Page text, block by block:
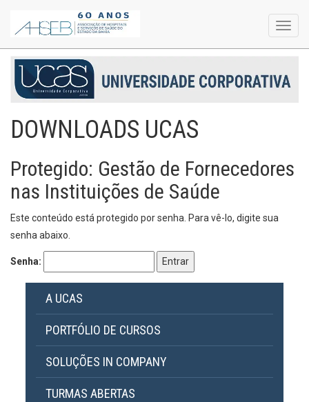
DOWNLOADS UCAS
Protegido: Gestão de Fornecedores
nas Instituições de Saúde
Este conteúdo está protegido por senha. Para vê-lo, digite sua
senha abaixo.
Senha:
A UCAS
PORTFÓLIO DE CURSOS
SOLUÇÕES IN COMPANY
TURMAS ABERTAS